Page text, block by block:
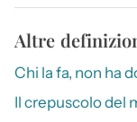
Altre
Chi la fa, non ha
Il crepuscolo del